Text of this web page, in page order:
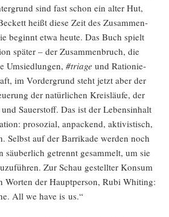
sind fast schon ein alter Hut,
heißt die­se Zeit des Zusam­men­
beginnt etwa heu­te. Das Buch spielt
spä­ter – der Zusam­men­bruch, die
Umsied­lun­gen, #tria­ge und Ratio­nie­
im Vor­der­grund steht jetzt aber der
der natür­li­chen Kreis­läu­fe, der
Sau­er­stoff. Das ist der Lebens­in­halt
pro­so­zi­al, anpa­ckend, akti­vis­tisch,
Selbst auf der Bar­ri­ka­de wer­den noch
säu­ber­lich getrennt gesam­melt, um sie
Zur Schau gestell­ter Kon­sum
Wor­ten der Haupt­per­son, Rubi Whiting:
All we have is us.“